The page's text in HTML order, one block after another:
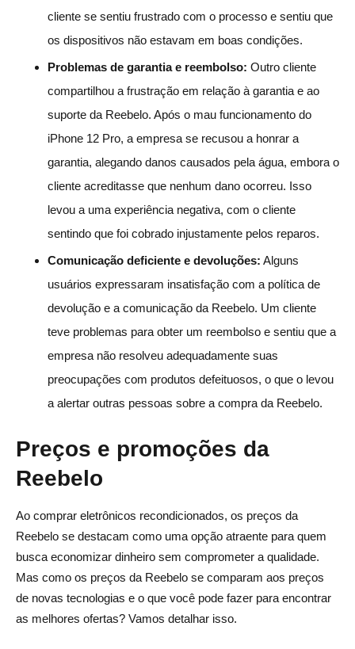
cliente se sentiu frustrado com o processo e sentiu que
os dispositivos não estavam em boas condições.
Problemas de garantia e reembolso: Outro cliente
compartilhou a frustração em relação à garantia e ao
suporte da Reebelo. Após o mau funcionamento do
iPhone 12 Pro, a empresa se recusou a honrar a
garantia, alegando danos causados pela água, embora o
cliente acreditasse que nenhum dano ocorreu. Isso
levou a uma experiência negativa, com o cliente
sentindo que foi cobrado injustamente pelos reparos.
Comunicação deficiente e devoluções: Alguns
usuários expressaram insatisfação com a política de
devolução e a comunicação da Reebelo. Um cliente
teve problemas para obter um reembolso e sentiu que a
empresa não resolveu adequadamente suas
preocupações com produtos defeituosos, o que o levou
a alertar outras pessoas sobre a compra da Reebelo.
Preços e promoções da
Reebelo
Ao comprar eletrônicos recondicionados, os preços da
Reebelo se destacam como uma opção atraente para quem
busca economizar dinheiro sem comprometer a qualidade.
Mas como os preços da Reebelo se comparam aos preços
de novas tecnologias e o que você pode fazer para encontrar
as melhores ofertas? Vamos detalhar isso.